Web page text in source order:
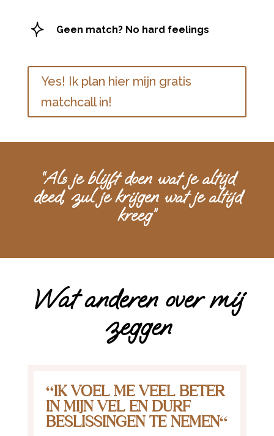
Geen match? No hard feelings
Yes! Ik plan hier mijn gratis
matchcall in!
“Als je blijft doen wat je altijd
deed, zul je krijgen wat je altijd
kreeg”
Wat anderen over mij
zeggen
“IK VOEL ME VEEL BETER
IN MIJN VEL EN DURF
BESLISSINGEN TE NEMEN“